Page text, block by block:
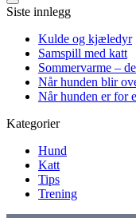
Siste innlegg
Kulde og kjæledyr
Samspill med katt
Sommervarme –
Når hunden blir
Når hunden er for
Kategorier
Hund
Katt
Tips
Trening